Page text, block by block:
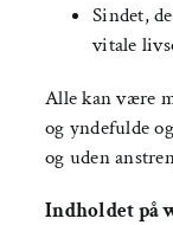
Sindet,
vitale
Alle kan være
og yndefulde
og uden
Indholdet på